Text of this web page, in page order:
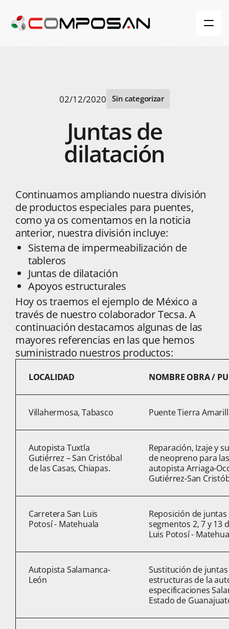
02/12/2020 Sin categorizar
Juntas de
dilatación
Continuamos ampliando nuestra división
de productos especiales para puentes,
como ya os comentamos en la noticia
anterior, nuestra división incluye:
Sistema de impermeabilización de
tableros
Juntas de dilatación
Apoyos estructurales
Hoy os traemos el ejemplo de México a
través de nuestro colaborador Tecsa. A
continuación destacamos algunas de las
mayores referencias en las que hemos
suministrado nuestros productos:
LOCALIDAD NOMBRE OBRA /
Villahermosa, Tabasco Puente Tierra
Autopista Tuxtla
Gutiérrez – San Cristóbal
de las Casas, Chiapas.
Reparación, Izaje y
de neopreno para
autopista Arriaga-
Gutiérrez-San
Carretera San Luis
Potosí - Matehuala
Reposición de
segmentos 2, 7 y 13
Luis Potosí -
Autopista Salamanca-
León
Sustitución de
estructuras de la
especificaciones
Estado de